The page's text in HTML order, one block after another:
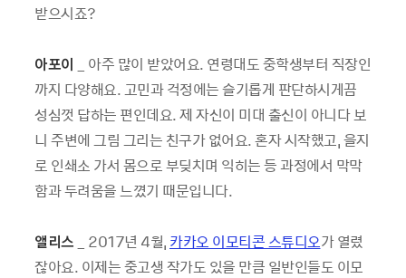
받으시죠?
아포이 _ 아주 많이 받았어요. 연령대도 중학생부터 직장인
까지 다양해요. 고민과 걱정에는 슬기롭게 판단하시게끔
성심껏 답하는 편인데요. 제 자신이 미대 출신이 아니다 보
니 주변에 그림 그리는 친구가 없어요. 혼자 시작했고, 을지
로 인쇄소 가서 몸으로 부딪치며 익히는 등 과정에서 막막
함과 두려움을 느꼈기 때문입니다.
앨리스 _ 2017년 4월, 카카오 이모티콘 스튜디오가 열렸
잖아요. 이제는 중고생 작가도 있을 만큼 일반인들도 이모